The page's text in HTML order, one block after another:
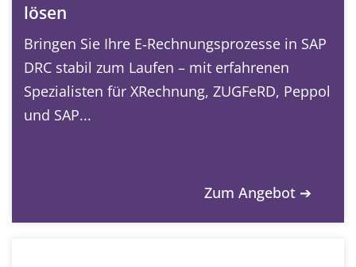
lösen
Bringen Sie Ihre E‑Rechnungsprozesse in SAP
DRC stabil zum Laufen – mit erfahrenen
Spezialisten für XRechnung, ZUGFeRD, Peppol
und SAP...
Zum Angebot ➔